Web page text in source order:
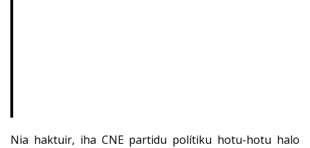
Nia haktuir, iha CNE partidu polítiku hotu-hotu halo